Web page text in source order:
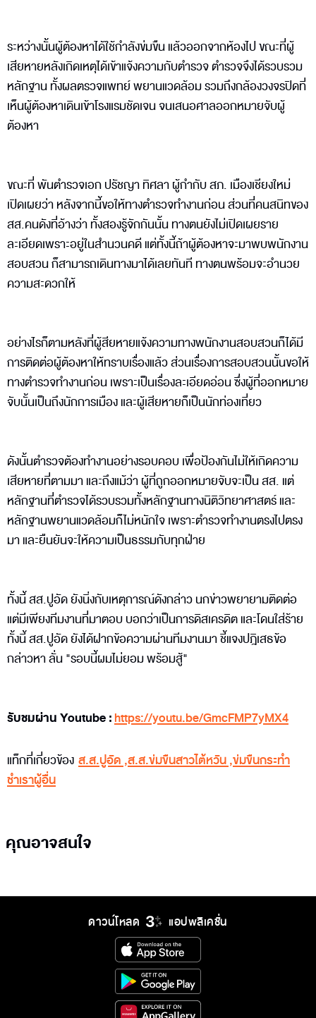
ระหว่างนั้นผู้ต้องหาได้ใช้กำลังข่มขืน แล้วออกจากห้องไป ขณะที่ผู้
เสียหายหลังเกิดเหตุได้เข้าแจ้งความกับตำรวจ ตำรวจจึงได้รวบรวม
หลักฐาน ทั้งผลตรวจแพทย์ พยานแวดล้อม รวมถึงกล้องวงจรปิดที่
เห็นผู้ต้องหาเดินเข้าโรงแรมชัดเจน จนเสนอศาลออกหมายจับผู้
ต้องหา
ขณะที่ พันตำรวจเอก ปรัชญา ทิศลา ผู้กำกับ สภ. เมืองเชียงใหม่
เปิดเผยว่า หลังจากนี้ขอให้ทางตำรวจทำงานก่อน ส่วนที่คนสนิทของ
สส.คนดังที่อ้างว่า ทั้งสองรู้จักกันนั้น ทางตนยังไม่เปิดเผยราย
ละเอียดเพราะอยู่ในสำนวนคดี แต่ทั้งนี้ถ้าผู้ต้องหาจะมาพบพนักงาน
สอบสวน ก็สามารถเดินทางมาได้เลยทันที ทางตนพร้อมจะอำนวย
ความสะดวกให้
อย่างไรก็ตามหลังที่ผู้สียหายแจ้งความทางพนักงานสอบสวนก็ได้มี
การติดต่อผู้ต้องหาให้ทราบเรื่องแล้ว ส่วนเรื่องการสอบสวนนั้นขอให้
ทางตำรวจทำงานก่อน เพราะเป็นเรื่องละเอียดอ่อน ซึ่งผู้ที่ออกหมาย
จับนั้นเป็นถึงนักการเมือง และผู้เสียหายก็เป็นนักท่องเที่ยว
ดังนั้นตำรวจต้องทำงานอย่างรอบคอบ เพื่อป้องกันไม่ให้เกิดความ
เสียหายที่ตามมา และถึงแม้ว่า ผู้ที่ถูกออกหมายจับจะเป็น สส. แต่
หลักฐานที่ตำรวจได้รวบรวมทั้งหลักฐานทางนิติวิทยาศาสตร์ และ
หลักฐานพยานแวดล้อมก็ไม่หนักใจ เพราะตำรวจทำงานตรงไปตรง
มา และยืนยันจะให้ความเป็นธรรมกับทุกฝ่าย
ทั้งนี้ สส.ปูอัด ยังนิ่งกับเหตุการณ์ดังกล่าว นกข่าวพยายามติดต่อ
แต่มีเพียงทีมงานที่มาตอบ บอกว่าเป็นการดิสเครดิต และโดนใส่ร้าย
ทั้งนี้ สส.ปูอัด ยังได้ฝากข้อความผ่านทีมงานมา ชี้แจงปฎิเสธข้อ
กล่าวหา ลั่น "รอบนี้ผมไม่ยอม พร้อมสู้"
รับชมผ่าน Youtube :https://youtu.be/GmcFMP7yMX4
แท็กที่เกี่ยวข้อง ส.ส.ปูอัด ,ส.ส.ข่มขืนสาวไต้หวัน,ข่มขืนกระทำ
ชำเราผู้อื่น
คุณอาจสนใจ
ดาวน์โหลด แอปพลิเคชั่น